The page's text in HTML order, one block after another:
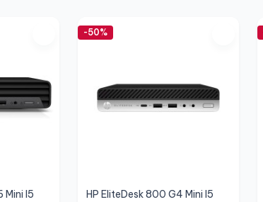
Mini I5
-50%
HP EliteDesk 800 G4 Mini I5